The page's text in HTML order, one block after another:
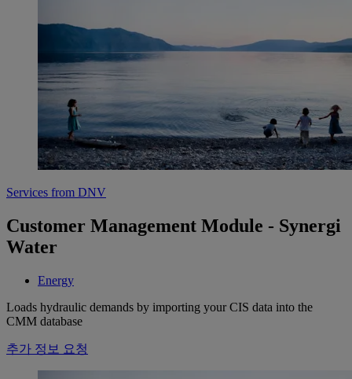
Services from DNV
Customer Management Module - Synergi
Water
Energy
Loads hydraulic demands by importing your CIS data into the
CMM database
추가 정보 요청